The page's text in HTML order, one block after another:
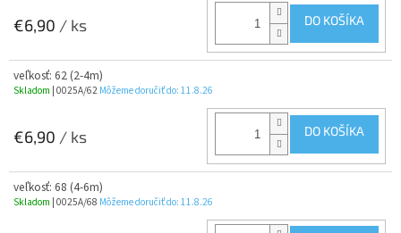
€6,90 / ks DO KOŠÍKA
veľkosť: 62 (2-4m)
Skladom | 0025A/62 Môžeme doručiť do: 11.8.26
€6,90 / ks DO KOŠÍKA
veľkosť: 68 (4-6m)
Skladom | 0025A/68 Môžeme doručiť do: 11.8.26